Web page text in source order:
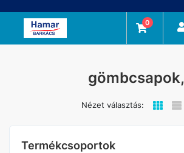
0
gömbcsapok,
Nézet választás:
Termékcsoportok